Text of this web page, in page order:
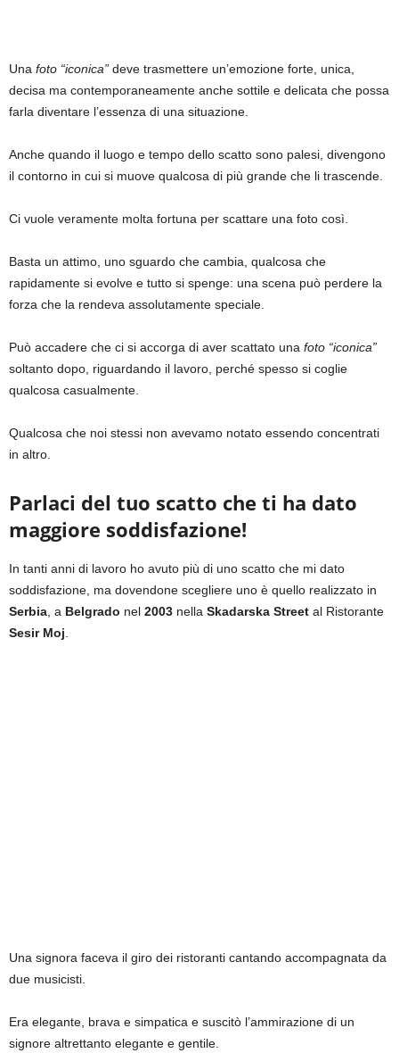
Una foto “iconica” deve trasmettere un’emozione forte, unica,
decisa ma contemporaneamente anche sottile e delicata che possa
farla diventare l’essenza di una situazione.
Anche quando il luogo e tempo dello scatto sono palesi, divengono
il contorno in cui si muove qualcosa di più grande che li trascende.
Ci vuole veramente molta fortuna per scattare una foto così.
Basta un attimo, uno sguardo che cambia, qualcosa che
rapidamente si evolve e tutto si spenge: una scena può perdere la
forza che la rendeva assolutamente speciale.
Può accadere che ci si accorga di aver scattato una foto “iconica”
soltanto dopo, riguardando il lavoro, perché spesso si coglie
qualcosa casualmente.
Qualcosa che noi stessi non avevamo notato essendo concentrati
in altro.
Parlaci del tuo scatto che ti ha dato
maggiore soddisfazione!
In tanti anni di lavoro ho avuto più di uno scatto che mi dato
soddisfazione, ma dovendone scegliere uno è quello realizzato in
Serbia, a Belgrado nel 2003 nella Skadarska Street al Ristorante
Sesir Moj.
Una signora faceva il giro dei ristoranti cantando accompagnata da
due musicisti.
Era elegante, brava e simpatica e suscitò l’ammirazione di un
signore altrettanto elegante e gentile.